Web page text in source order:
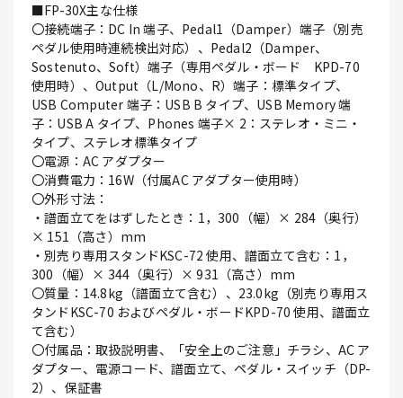
■FP-30X主な仕様
〇接続端子：DC In 端子、Pedal1（Damper）端子（別売
ペダル使用時連続検出対応）、Pedal2（Damper、
Sostenuto、Soft）端子（専用ペダル・ボード KPD-70
使用時）、Output（L/Mono、R）端子：標準タイプ、
USB Computer 端子：USB B タイプ、USB Memory 端
子：USB A タイプ、Phones 端子× 2：ステレオ・ミニ・
タイプ、ステレオ標準タイプ
〇電源：AC アダプター
〇消費電力：16W（付属AC アダプター使用時）
〇外形寸法：
・譜面立てをはずしたとき：1，300（幅）× 284（奥行）
× 151（高さ）mm
・別売り専用スタンドKSC-72 使用、譜面立て含む：1，
300（幅）× 344（奥行）× 931（高さ）mm
〇質量：14.8kg（譜面立て含む）、23.0kg（別売り専用ス
タンドKSC-70 およびペダル・ボードKPD-70 使用、譜面立
て含む）
〇付属品：取扱説明書、「安全上のご注意」チラシ、AC ア
ダプター、電源コード、譜面立て、ペダル・スイッチ（DP-
2）、保証書